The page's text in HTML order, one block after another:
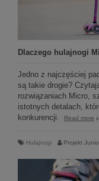
Dlaczego hulajnogi
Jedno z najczęściej
są takie drogie?
rozwiązaniach Micro,
istotnych detalach,
konkurencji.
Read more
Hulajnogi Projekt